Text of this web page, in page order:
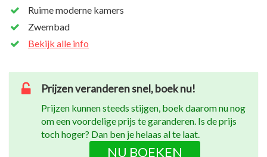
Ruime moderne kamers
Zwembad
Bekijk alle info
Prijzen veranderen snel, boek nu!
Prijzen kunnen steeds stijgen, boek daarom nu nog
om een voordelige prijs te garanderen. Is de prijs
toch hoger? Dan ben je helaas al te laat.
NU BOEKEN